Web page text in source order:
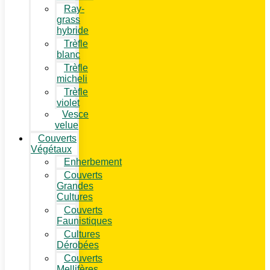
Ray-
grass
hybride
Trèfle
blanc
Trèfle
micheli
Trèfle
violet
Vesce
velue
Couverts
Végétaux
Enherbement
Couverts
Grandes
Cultures
Couverts
Faunistiques
Cultures
Dérobées
Couverts